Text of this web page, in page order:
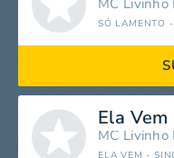
MC Livinho
SÓ LAMENTO
Ela Vem
MC Livinho